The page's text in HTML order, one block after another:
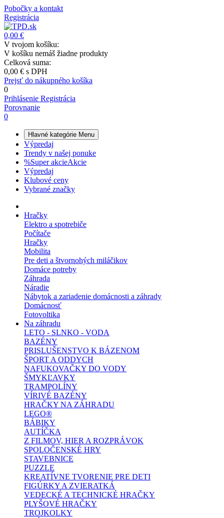
Pobočky a kontakt
Registrácia
0,00 €
V tvojom košíku:
V košíku nemáš žiadne produkty
Celková suma:
0,00 € s DPH
Prejsť do nákupného košíka
0
Prihlásenie Registrácia
Porovnanie
0
Hlavné kategórie Menu
Výpredaj
Trendy v našej ponuke
%Super akcieAkcie
Výpredaj
Klubové ceny
Vybrané značky
Hračky
Elektro a spotrebiče
Počítače
Hračky
Mobilita
Pre deti a štvornohých miláčikov
Domáce potreby
Záhrada
Náradie
Nábytok a zariadenie domácnosti a záhrady
Domácnosť
Fotovoltika
Na záhradu
LETO - SLNKO - VODA
BAZÉNY
PRISLUŠENSTVO K BÁZENOM
ŠPORT A ODDYCH
NAFUKOVAČKY DO VODY
ŠMYKĽAVKY
TRAMPOLÍNY
VÍRIVÉ BAZÉNY
HRAČKY NA ZÁHRADU
LEGO®
BÁBIKY
AUTÍČKA
Z FILMOV, HIER A ROZPRÁVOK
SPOLOČENSKÉ HRY
STAVEBNICE
PUZZLE
KREATÍVNE TVORENIE PRE DETI
FIGÚRKY A ZVIERATKÁ
VEDECKÉ A TECHNICKÉ HRAČKY
PLYŠOVÉ HRAČKY
TROJKOLKY